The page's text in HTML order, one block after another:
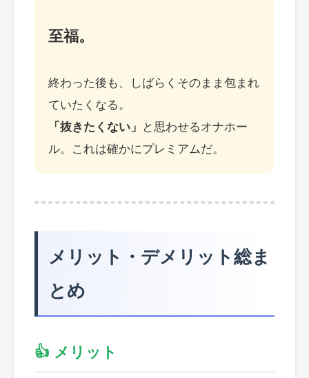
至福。
終わった後も、しばらくそのまま包まれ
ていたくなる。
「抜きたくない」 と思わせるオナホー
ル。これは確かにプレミアムだ。
メリット・デメリット総ま
とめ
👍 メリット